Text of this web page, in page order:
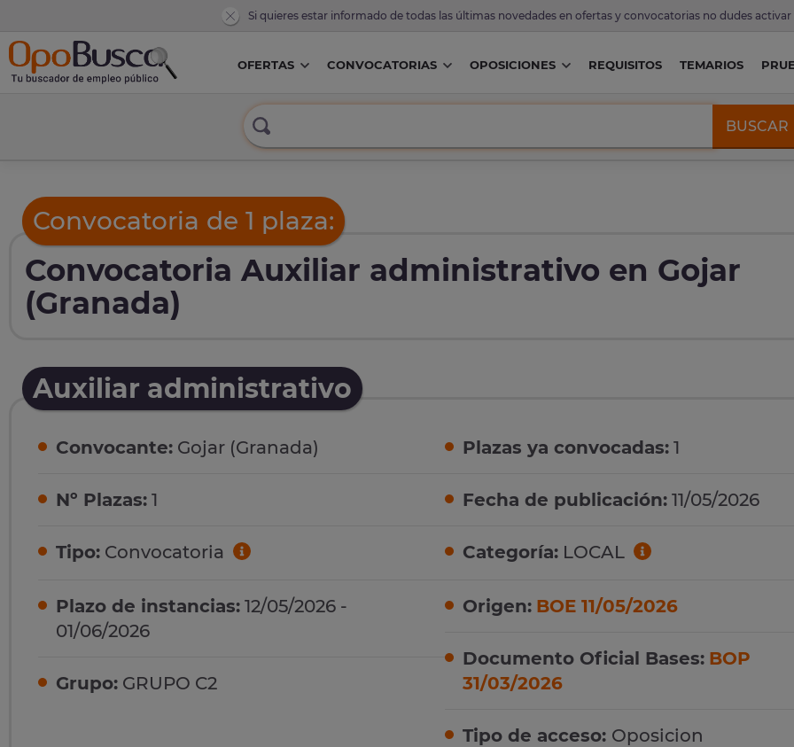
Si quieres estar informado de todas las últimas novedades en ofertas y convocatorias no dudes activar
OFERTAS CONVOCATORIAS OPOSICIONES REQUISITOS TEMARIOS
BUSCAR
Convocatoria de 1 plaza:
Convocatoria Auxiliar administrativo en Gojar
(Granada)
Auxiliar administrativo
Convocante: Gojar (Granada)
Nº Plazas: 1
Tipo: Convocatoria
Plazo de instancias: 12/05/2026 -
01/06/2026
Grupo: GRUPO C2
Plazas ya convocadas: 1
Fecha de publicación: 11/05/2026
Categoría: LOCAL
Origen: BOE 11/05/2026
Documento Oficial Bases: BOP
31/03/2026
Tipo de acceso: Oposicion